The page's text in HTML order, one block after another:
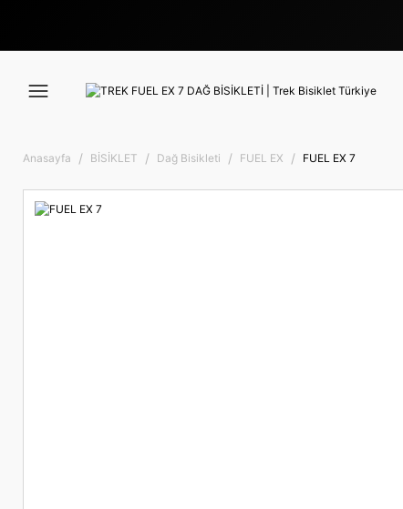
Anasayfa BİSİKLET Dağ Bisikleti FUEL EX FUEL EX 7